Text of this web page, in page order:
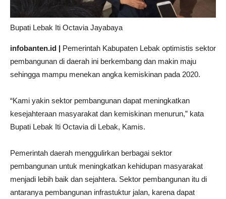
Bupati Lebak Iti Octavia Jayabaya
infobanten.id | Pemerintah Kabupaten Lebak optimistis sektor
pembangunan di daerah ini berkembang dan makin maju
sehingga mampu menekan angka kemiskinan pada 2020.
“Kami yakin sektor pembangunan dapat meningkatkan
kesejahteraan masyarakat dan kemiskinan menurun,” kata
Bupati Lebak Iti Octavia di Lebak, Kamis.
Pemerintah daerah menggulirkan berbagai sektor
pembangunan untuk meningkatkan kehidupan masyarakat
menjadi lebih baik dan sejahtera. Sektor pembangunan itu di
antaranya pembangunan infrastuktur jalan, karena dapat